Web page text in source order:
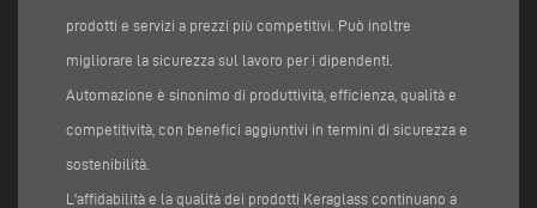
prodotti e servizi a prezzi più competitivi. Può inoltre
migliorare la sicurezza sul lavoro per i dipendenti.
Automazione è sinonimo di produttività, efficienza, qualità e
competitività, con benefici aggiuntivi in termini di sicurezza e
sostenibilità.
L'affidabilità e la qualità dei prodotti Keraglass continuano a